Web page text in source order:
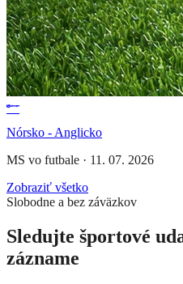
Nórsko - Anglicko
MS vo futbale · 11. 07. 2026
Zobraziť všetko
Slobodne a bez záväzkov
Sledujte športové
zázname